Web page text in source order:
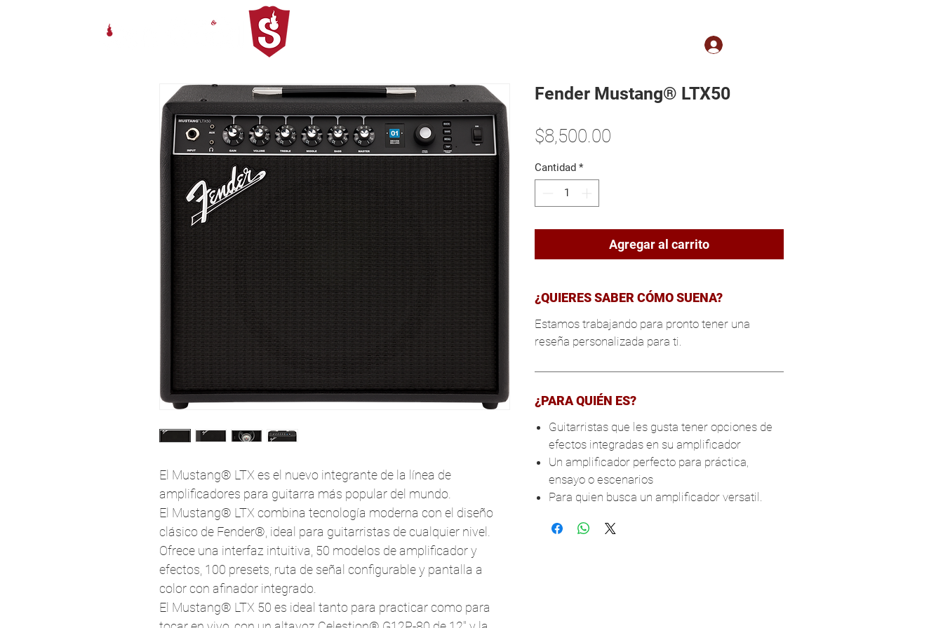
El Mustang® LTX es el nuevo integrante de la línea de
amplificadores para guitarra más popular del mundo.
El Mustang® LTX combina tecnología moderna con el diseño
clásico de Fender®, ideal para guitarristas de cualquier nivel.
Ofrece una interfaz intuitiva, 50 modelos de amplificador y
efectos, 100 presets, ruta de señal configurable y pantalla a
color con afinador integrado.
El Mustang® LTX 50 es ideal tanto para practicar como para
Fender Mustang® LTX50
$8,500.00
Cantidad *
Agregar al carrito
¿QUIERES SABER CÓMO SUENA?
Estamos trabajando para pronto tener una
reseña personalizada para ti.
¿PARA QUIÉN ES?
Guitarristas que les gusta tener opciones de
efectos integradas en su amplificador
Un amplificador perfecto para práctica,
ensayo o escenarios
Para quien busca un amplificador versatil.